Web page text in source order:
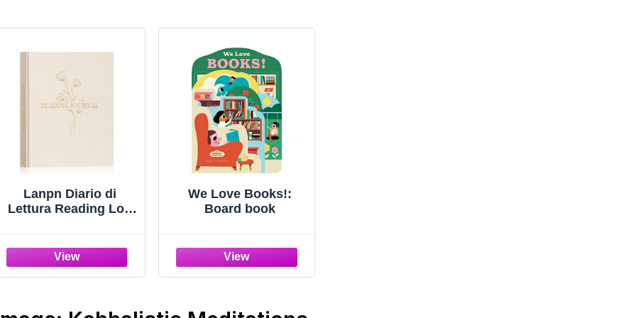
Lanpn Diario di
Lettura Reading Log
Tieni Traccia dei Tuoi
Libri e delle tue
Progressi, Diario
We Love Books!:
Board book